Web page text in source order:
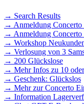
→ Search Results
→ Anmeldung Concerto
→ Anmeldung Concerto
→ Workshop
→ Verlosung von 3
→ 200 Glückslose
→ Mehr Infos zu 10
→ Geschenk: Glückslos
→ Mehr zur Concerto
→ Information